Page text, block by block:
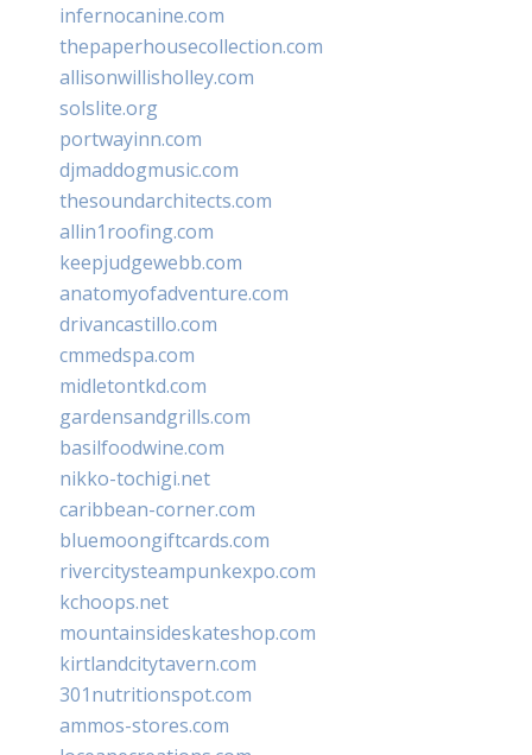
infernocanine.com
thepaperhousecollection.com
allisonwillisholley.com
solslite.org
portwayinn.com
djmaddogmusic.com
thesoundarchitects.com
allin1roofing.com
keepjudgewebb.com
anatomyofadventure.com
drivancastillo.com
cmmedspa.com
midletontkd.com
gardensandgrills.com
basilfoodwine.com
nikko-tochigi.net
caribbean-corner.com
bluemoongiftcards.com
rivercitysteampunkexpo.com
kchoops.net
mountainsideskateshop.com
kirtlandcitytavern.com
301nutritionspot.com
ammos-stores.com